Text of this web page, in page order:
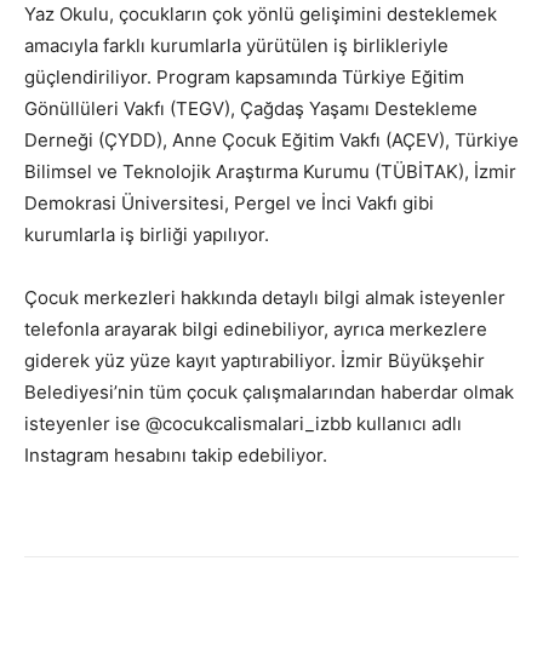
Yaz Okulu, çocukların çok yönlü gelişimini desteklemek
amacıyla farklı kurumlarla yürütülen iş birlikleriyle
güçlendiriliyor. Program kapsamında Türkiye Eğitim
Gönüllüleri Vakfı (TEGV), Çağdaş Yaşamı Destekleme
Derneği (ÇYDD), Anne Çocuk Eğitim Vakfı (AÇEV), Türkiye
Bilimsel ve Teknolojik Araştırma Kurumu (TÜBİTAK), İzmir
Demokrasi Üniversitesi, Pergel ve İnci Vakfı gibi
kurumlarla iş birliği yapılıyor.
Çocuk merkezleri hakkında detaylı bilgi almak isteyenler
telefonla arayarak bilgi edinebiliyor, ayrıca merkezlere
giderek yüz yüze kayıt yaptırabiliyor. İzmir Büyükşehir
Belediyesi’nin tüm çocuk çalışmalarından haberdar olmak
isteyenler ise @cocukcalismalari_izbb kullanıcı adlı
Instagram hesabını takip edebiliyor.